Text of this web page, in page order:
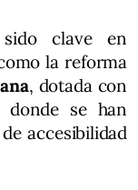
clave en
la reforma
, dotada con
se han
accesibilidad